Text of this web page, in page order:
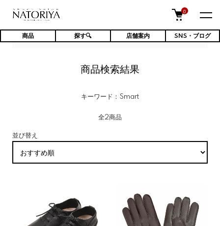
0
商品 探す🔍 店舗案内 SNS・ブログ
TOP 商品検索結果
商品検索結果
キーワード：Smart
全2商品
並び替え